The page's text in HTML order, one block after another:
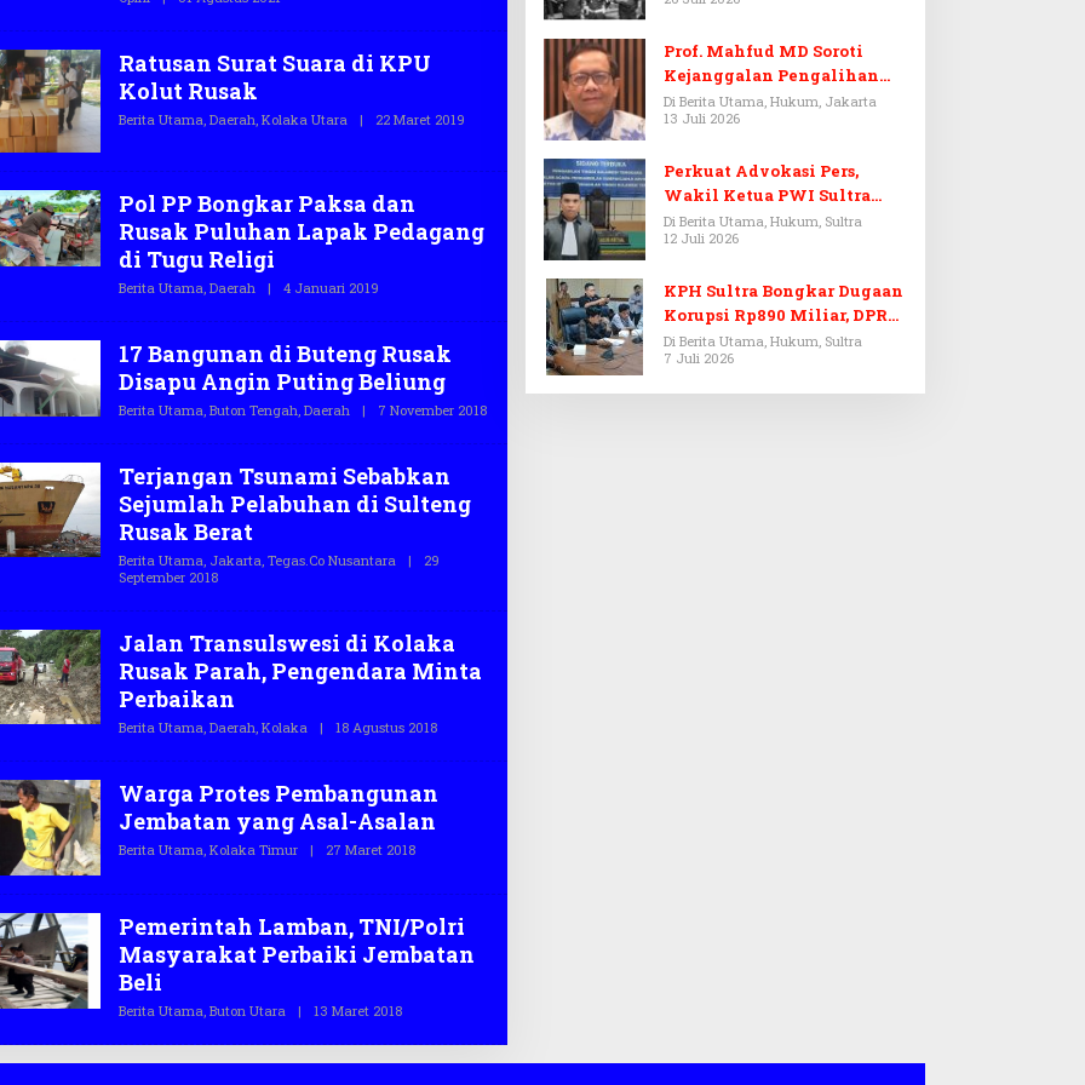
E
T
A
C
Ratusan Surat Suara di KPU
Kolut Rusak
Berita Utama, Daerah, Kolaka Utara | 22 Maret 2019
H
A
Pol PP Bongkar Paksa dan
Rusak Puluhan Lapak Pedagang
di Tugu Religi
Berita Utama Daerah | 4 Januari 2019
E
G
A
.
O
17 Bangunan di Buteng Rusak
Disapu Angin Puting Beliung
Berita Utama Buton Tengah Daerah | 7 November 2018O
E
Terjangan Tsunami Sebabkan
Sejumlah Pelabuhan di Sulteng
Rusak Berat
Berita Utama Jakarta Tegas.co Nusantara |
29
September 2018O
E
T
G
A
S
.
O
Jalan Transulswesi di Kolaka
Rusak Parah, Pengendara Minta
Perbaikan
Berita Utama Daerah Kolaka | 18 Agustus 2018O
E
C
Warga Protes Pembangunan
Jembatan yang Asal-Asalan
Berita Utama Kolaka Timur | 27 Maret 2018O
H
T
E
G
A
Pemerintah Lamban, TNI/Polri
Masyarakat Perbaiki Jembatan
Beli
Berita Utama, Buton Utara | 13 Maret 2018O
E
H
Prof. Mahfud MD Soroti
Kejanggalan Pengalihan
Penyelidikan Tersangka
Febrie Adriansyah
Di Berita Utama, Hukum, Jakarta
13 Juli 2026
Perkuat Advokasi Pers,
Wakil Ketua PWI Sultra
Resmi Dilantik Menjadi
Advokat PERADI
Di Berita Utama, Hukum, Sultra
12 Juli 2026
KPH Sultra Bongkar Dugaan
Korupsi Rp890 Miliar, DPRD
Sultra Gelar RDP
Di Berita Utama, Hukum, Sultra
7 Juli 2026